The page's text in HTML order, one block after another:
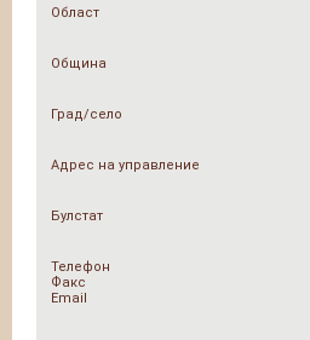
Област
Община
Град/село
Адрес на управление
Булстат
Телефон
Факс
Email